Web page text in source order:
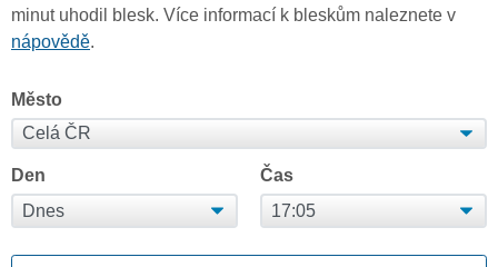
minut uhodil blesk. Více informací k bleskům naleznete v
nápovědě.
Město
Den Čas